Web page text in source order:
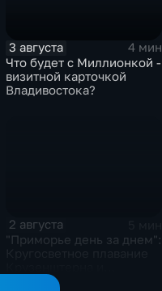
3 августа
4 мин
Что будет с Миллионкой -
визитной карточкой
Владивостока?
2 августа
"Приморье день за днем":
Маньчжурская операция